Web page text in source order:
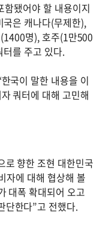
됐어야 할 내용이지
은 캐나다(무제한),
명), 호주(1만500
터를 주고 있다.
국이 말한 내용을 이
쿼터에 대해 고민해
로 향한 조현 대한민국
자에 대해 협상해 볼
대폭 확대되어 오고
단한다”고 전했다.